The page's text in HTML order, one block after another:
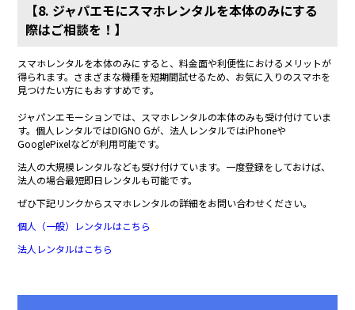
【8. ジャパエモにスマホレンタルを本体のみにする
際はご相談を！】
スマホレンタルを本体のみにすると、料金面や利便性におけるメリットが
得られます。さまざまな機種を短期間試せるため、お気に入りのスマホを
見つけたい方にもおすすめです。
ジャパンエモーションでは、スマホレンタルの本体のみも受け付けていま
す。個人レンタルではDIGNO Gが、法人レンタルではiPhoneや
GooglePixelなどが利用可能です。
法人の大規模レンタルなども受け付けています。一度登録をしておけば、
法人の場合最短即日レンタルも可能です。
ぜひ下記リンクからスマホレンタルの詳細をお問い合わせください。
個人（一般）レンタルはこちら
法人レンタルはこちら